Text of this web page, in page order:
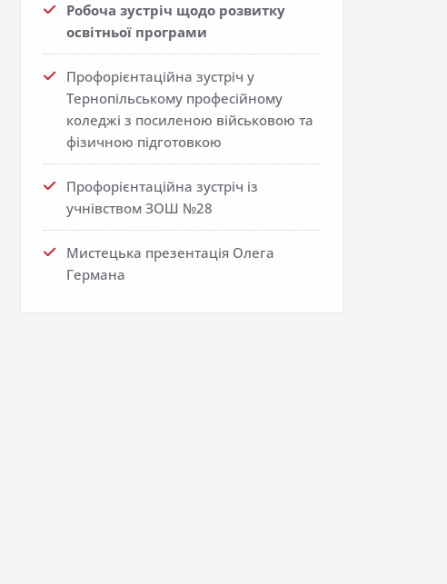
Робоча зустріч щодо розвитку
освітньої програми
Профорієнтаційна зустріч у
Тернопільському професійному
коледжі з посиленою військовою та
фізичною підготовкою
Профорієнтаційна зустріч із
учнівством ЗОШ №28
Мистецька презентація Олега
Германа